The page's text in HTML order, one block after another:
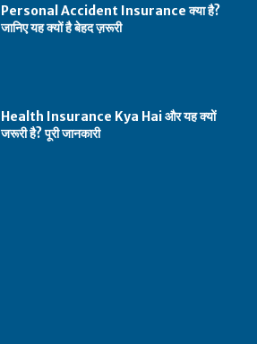
Personal Accident Insurance क्या है?
जानिए यह क्यों है बेहद ज़रूरी
Health Insurance Kya Hai और यह क्यों
जरूरी है? पूरी जानकारी